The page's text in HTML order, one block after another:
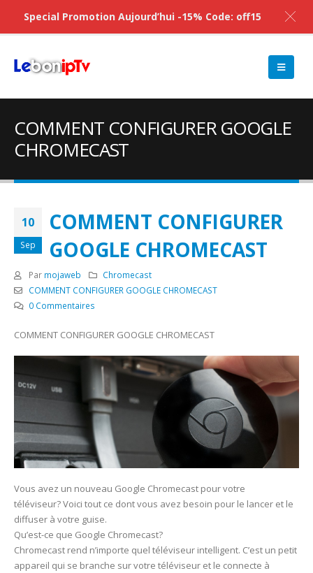
COMMENT CONFIGURER GOOGLE
CHROMECAST
10
Sep
COMMENT CONFIGURER
GOOGLE CHROMECAST
Par mojaweb
Chromecast
COMMENT CONFIGURER GOOGLE CHROMECAST
0 Commentaires
COMMENT CONFIGURER GOOGLE CHROMECAST
Vous avez un nouveau Google Chromecast pour votre
téléviseur? Voici tout ce dont vous avez besoin pour le lancer et le
diffuser à votre guise.
Qu’est-ce que Google Chromecast?
Chromecast rend n’importe quel téléviseur intelligent. C’est un petit
appareil qui se branche sur votre téléviseur et le connecte à
Special Promotion Aujourd’hui -15% Code: off15